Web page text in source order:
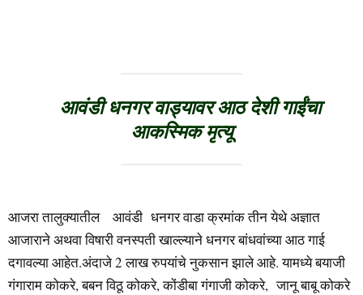
आवंडी धनगर वाड्यावर आठ देशी गाईंचा
आकस्मिक मृत्यू
आजरा तालुक्यातील आवंडी धनगर वाडा क्रमांक तीन येथे अज्ञात
आजाराने अथवा विषारी वनस्पती खाल्ल्याने धनगर बांधवांच्या आठ गाई
दगावल्या आहेत.अंदाजे 2 लाख रुपयांचे नुकसान झाले आहे. यामध्ये बयाजी
गंगाराम कोकरे, बबन विठू कोकरे, कोंडीबा गंगाजी कोकरे, जानू बाबू कोकरे